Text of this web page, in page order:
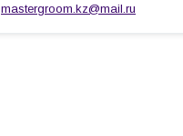
mastergroom.kz@mail.ru